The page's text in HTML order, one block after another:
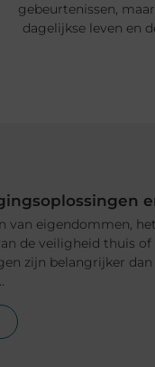
gebeurtenissen,
dagelijkse leven en
van eigendommen,
de veiligheid thuis of
zijn belangrijker